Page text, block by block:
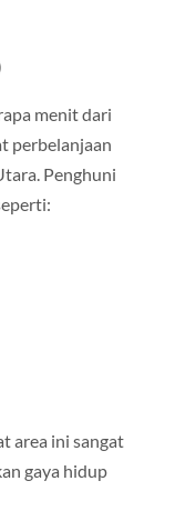
menit dari
perbelanjaan
Penghuni
area ini sangat
gaya hidup